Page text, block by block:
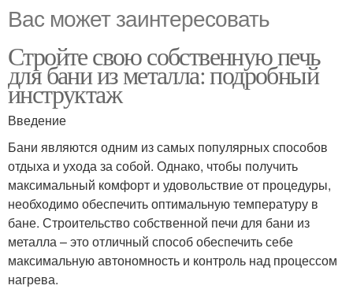
Вас может заинтересовать
Стройте свою собственную печь
для бани из металла: подробный
инструктаж
Введение
Бани являются одним из самых популярных способов
отдыха и ухода за собой. Однако, чтобы получить
максимальный комфорт и удовольствие от процедуры,
необходимо обеспечить оптимальную температуру в
бане. Строительство собственной печи для бани из
металла – это отличный способ обеспечить себе
максимальную автономность и контроль над процессом
нагрева.